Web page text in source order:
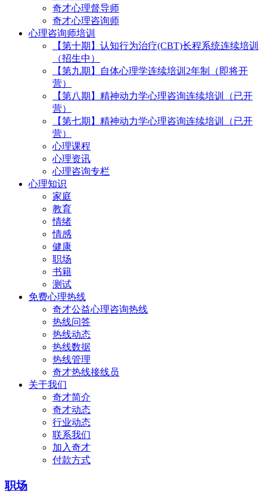
奇才心理督导师
奇才心理咨询师
心理咨询师培训
【第十期】认知行为治疗(CBT)长程系统连续培训
（招生中）
【第九期】自体心理学连续培训2年制（即将开
营）
【第八期】精神动力学心理咨询连续培训（已开
营）
【第七期】精神动力学心理咨询连续培训（已开
营）
心理课程
心理资讯
心理咨询专栏
心理知识
家庭
教育
情绪
情感
健康
职场
书籍
测试
免费心理热线
奇才公益心理咨询热线
热线问答
热线动态
热线数据
热线管理
奇才热线接线员
关于我们
奇才简介
奇才动态
行业动态
联系我们
加入奇才
付款方式
职场